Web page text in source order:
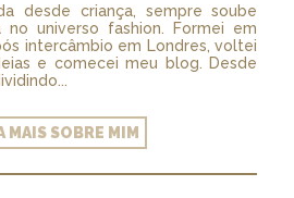
desde criança, sempre soube
no universo fashion. Formei em
intercâmbio em Londres, voltei
e comecei meu blog. Desde
MAIS SOBRE MIM